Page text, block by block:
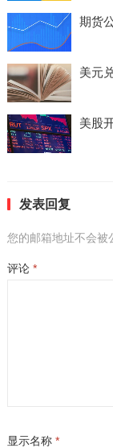
期货
美元
美股
发表回复
您的邮箱地址不会被
评论 *
显示名称 *